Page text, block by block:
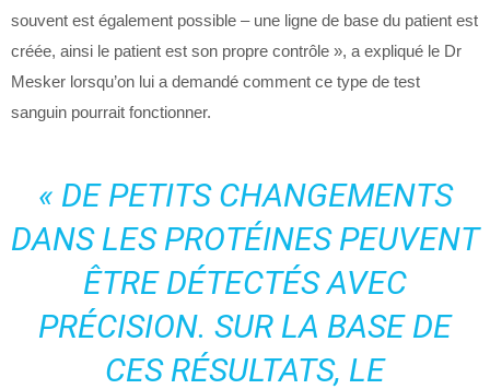
souvent est également possible – une ligne de base du patient est
créée, ainsi le patient est son propre contrôle », a expliqué le Dr
Mesker lorsqu’on lui a demandé comment ce type de test
sanguin pourrait fonctionner.
« DE PETITS CHANGEMENTS
DANS LES PROTÉINES PEUVENT
ÊTRE DÉTECTÉS AVEC
PRÉCISION. SUR LA BASE DE
CES RÉSULTATS, LE